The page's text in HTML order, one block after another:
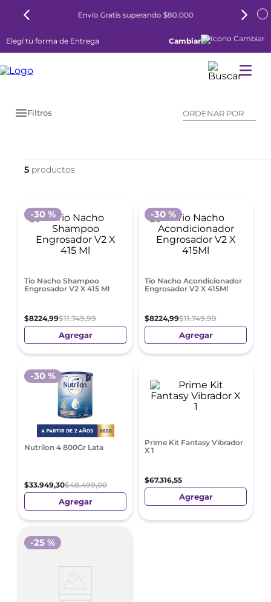
Envío Gratis superando $80.000
Elegí tu forma de Entrega Cambiar
Filtros ORDENAR POR
5
Tio Nacho Shampoo
Engrosador V2 X 415 Ml
$8224,99$11.749,99
-30 %
Agregar
Tio Nacho Acondicionador
Engrosador V2 X 415Ml
$8224,99$11.749,99
-30 %
Agregar
Nutrilon 4 800Gr Lata
$33.949,30$48.499,00
-30 %
Agregar
Prime Kit Fantasy Vibrador
X 1
$67.316,55
Agregar
-25 %